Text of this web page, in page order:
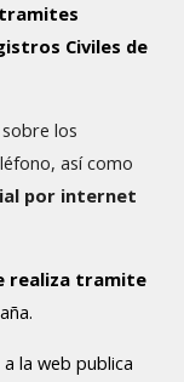
Civiles de
los
así como
por internet
realiza tramite
la web publica